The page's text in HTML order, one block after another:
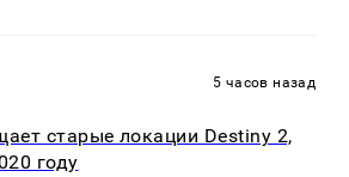
5 часов назад
старые локации Destiny 2,
году